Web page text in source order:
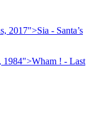
2017">Sia - Santa’s
1984">Wham ! - Last